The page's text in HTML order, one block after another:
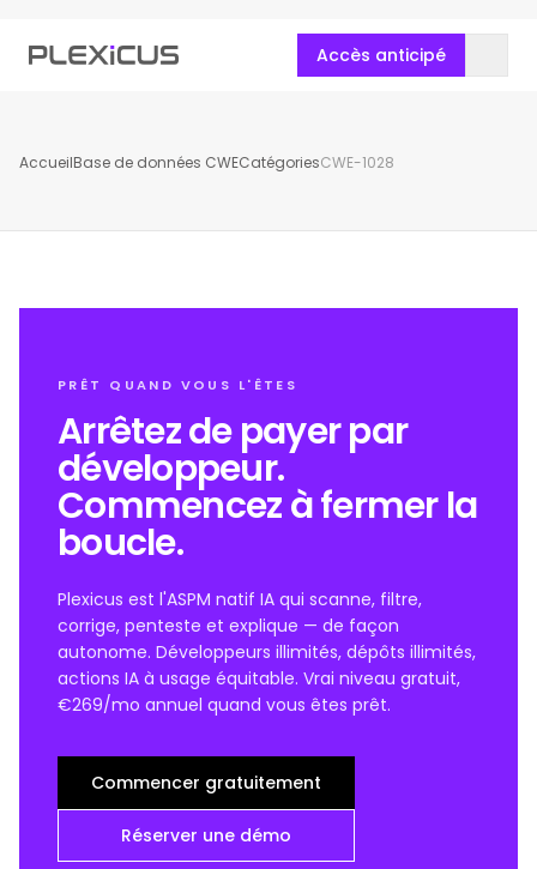
Accès anticipé
AccueilBase de données CWECatégoriesCWE-1028
PRÊT QUAND VOUS L'ÊTES
Arrêtez de payer par
développeur.
Commencez à fermer la
boucle.
Plexicus est l'ASPM natif IA qui scanne, filtre,
corrige, penteste et explique — de façon
autonome. Développeurs illimités, dépôts illimités,
actions IA à usage équitable. Vrai niveau gratuit,
€269/mo annuel quand vous êtes prêt.
Commencer gratuitement
Réserver une démo